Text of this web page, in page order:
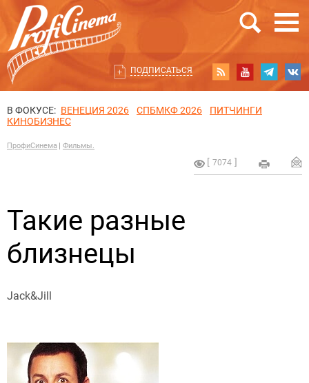
ПОДПИСАТЬСЯ
В ФОКУСЕ: ВЕНЕЦИЯ 2026 СПБМКФ 2026
ПИТЧИНГИ
КИНОБИЗНЕС
ПрофиСинема Фильмы.
7074
Такие разные
близнецы
Jack&Jill